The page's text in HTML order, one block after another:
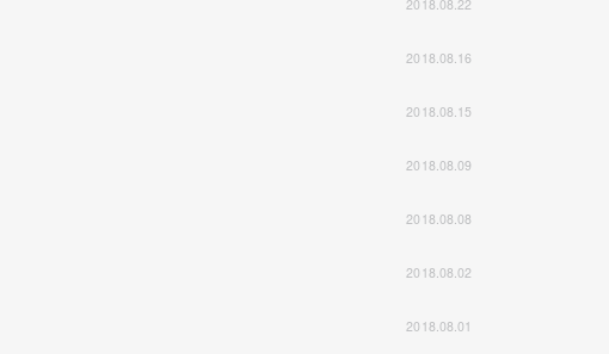
2018.08.16
2018.08.15
2018.08.09
2018.08.08
2018.08.02
2018.08.01